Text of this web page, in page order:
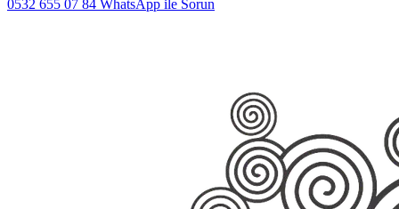
0532 655 07 84 WhatsApp ile Sorun